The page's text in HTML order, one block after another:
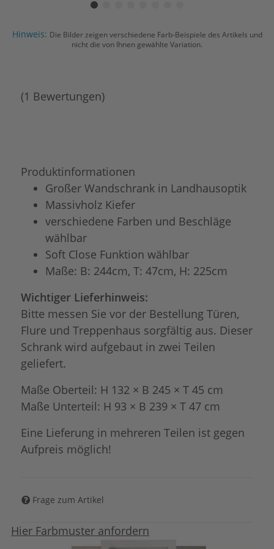
Hinweis: Die Bilder zeigen verschiedene Farb-Beispiele des Artikels und
nicht die von Ihnen gewählte Variation.
(1 Bewertungen)
Produktinformationen
Großer Wandschrank in Landhausoptik
Massivholz Kiefer
verschiedene Farben und Beschläge
wählbar
Soft Close Funktion wählbar
Maße: B: 244cm, T: 47cm, H: 225cm
Wichtiger Lieferhinweis:
Bitte messen Sie vor der Bestellung Türen,
Flure und Treppenhaus sorgfältig aus. Dieser
Schrank wird aufgebaut in zwei Teilen
geliefert.
Maße Oberteil: H 132 × B 245 × T 45 cm
Maße Unterteil: H 93 × B 239 × T 47 cm
Eine Lieferung in mehreren Teilen ist gegen
Aufpreis möglich!
Frage zum Artikel
Hier Farbmuster anfordern